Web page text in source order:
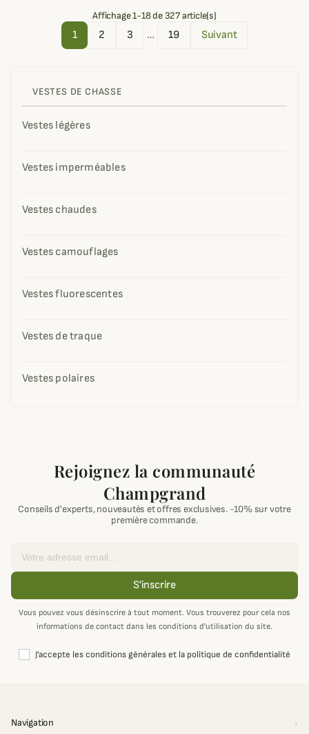
VESTES DE CHASSE
Vestes légères
Vestes imperméables
Vestes chaudes
Vestes camouflages
Vestes fluorescentes
Vestes de traque
Vestes polaires
Affichage 1-18 de 327 article(s)
1 2 3 … 19 Suivant
Rejoignez la communauté
Champgrand
Conseils d'experts, nouveautés et offres exclusives. -10% sur votre
première commande.
S'inscrire
Vous pouvez vous désinscrire à tout moment. Vous trouverez pour cela nos
informations de contact dans les conditions d'utilisation du site.
J'accepte les conditions générales et la politique de confidentialité
Navigation